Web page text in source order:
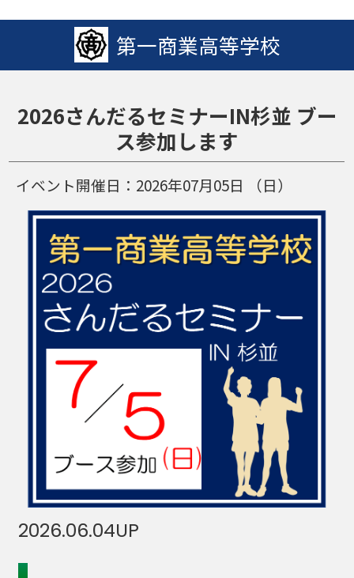
第一商業高等学校
2026さんだるセミナーIN杉並 ブー
ス参加します
イベント開催日： 2026年07月05日 （日）
2026.06.04UP